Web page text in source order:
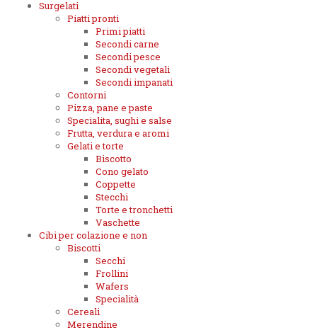
Surgelati
Piatti pronti
Primi piatti
Secondi carne
Secondi pesce
Secondi vegetali
Secondi impanati
Contorni
Pizza, pane e paste
Specialita, sughi e salse
Frutta, verdura e aromi
Gelati e torte
Biscotto
Cono gelato
Coppette
Stecchi
Torte e tronchetti
Vaschette
Cibi per colazione e non
Biscotti
Secchi
Frollini
Wafers
Specialità
Cereali
Merendine